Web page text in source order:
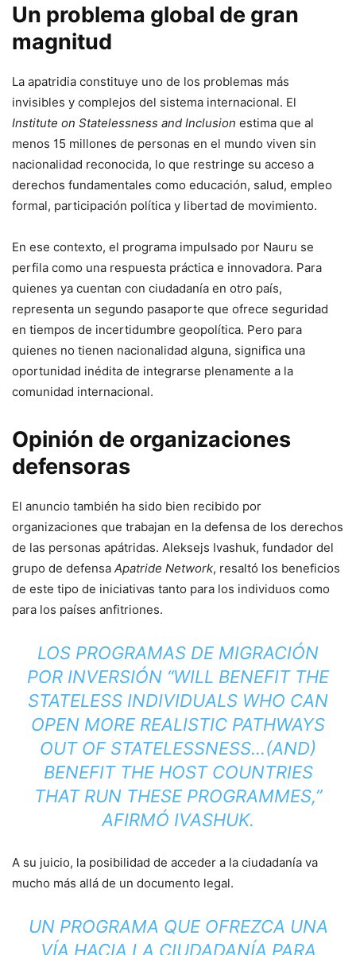
Un problema global de gran
magnitud
La apatridia constituye uno de los problemas más
invisibles y complejos del sistema internacional. El
Institute on Statelessness and Inclusion estima que al
menos 15 millones de personas en el mundo viven sin
nacionalidad reconocida, lo que restringe su acceso a
derechos fundamentales como educación, salud, empleo
formal, participación política y libertad de movimiento.
En ese contexto, el programa impulsado por Nauru se
perfila como una respuesta práctica e innovadora. Para
quienes ya cuentan con ciudadanía en otro país,
representa un segundo pasaporte que ofrece seguridad
en tiempos de incertidumbre geopolítica. Pero para
quienes no tienen nacionalidad alguna, significa una
oportunidad inédita de integrarse plenamente a la
comunidad internacional.
Opinión de organizaciones
defensoras
El anuncio también ha sido bien recibido por
organizaciones que trabajan en la defensa de los derechos
de las personas apátridas. Aleksejs Ivashuk, fundador del
grupo de defensa Apatride Network, resaltó los beneficios
de este tipo de iniciativas tanto para los individuos como
para los países anfitriones.
LOS PROGRAMAS DE MIGRACIÓN
POR INVERSIÓN “WILL BENEFIT THE
STATELESS INDIVIDUALS WHO CAN
OPEN MORE REALISTIC PATHWAYS
OUT OF STATELESSNESS…(AND)
BENEFIT THE HOST COUNTRIES
THAT RUN THESE PROGRAMMES,”
AFIRMÓ IVASHUK.
A su juicio, la posibilidad de acceder a la ciudadanía va
mucho más allá de un documento legal.
UN PROGRAMA QUE OFREZCA UNA
VÍA HACIA LA CIUDADANÍA PARA